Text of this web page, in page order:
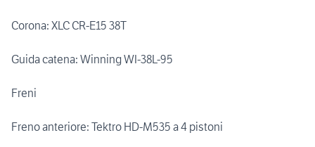
Corona: XLC CR-E15 38T
Guida catena: Winning WI-38L-95
Freni
Freno anteriore: Tektro HD-M535 a 4 pistoni